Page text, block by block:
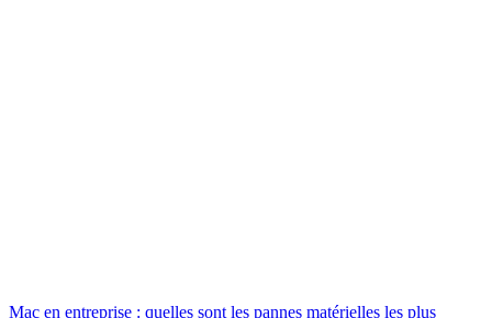
Mac en entreprise : quelles sont les pannes matérielles les plus